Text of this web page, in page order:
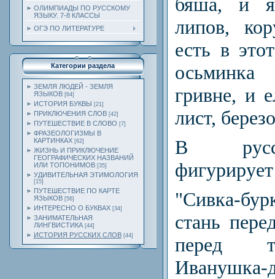
ОЛИМПИАДЫ ПО РУССКОМУ
ЯЗЫКУ. 7-8 КЛАССЫ
ОГЭ ПО ЛИТЕРАТУРЕ
Категории раздела
ЗЕМЛЯ ЛЮДЕЙ - ЗЕМЛЯ
ЯЗЫКОВ [64]
ИСТОРИЯ БУКВЫ [21]
ПРИКЛЮЧЕНИЯ СЛОВ [42]
ПУТЕШЕСТВИЕ В СЛОВО [7]
ФРАЗЕОЛОГИЗМЫ В
КАРТИНКАХ [62]
ЖИЗНЬ И ПРИКЛЮЧЕНИЕ
ГЕОГРАФИЧЕСКИХ НАЗВАНИЙ
ИЛИ ТОПОНИМОВ [35]
УДИВИТЕЛЬНАЯ ЭТИМОЛОГИЯ
[15]
ПУТЕШЕСТВИЕ ПО КАРТЕ
ЯЗЫКОВ [56]
ИНТЕРЕСНО О БУКВАХ [34]
ЗАНИМАТЕЛЬНАЯ
ЛИНГВИСТИКА [44]
ИСТОРИЯ РУССКИХ СЛОВ [44]
бяша, и
липов,
есть в
гривне, и
лист,
В
"Сивка-
стань
перед
Иванушка-